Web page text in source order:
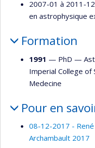
2007-01 à 2011-
en astrophysique
Formation
1991 — PhD —
Imperial College of
Medecine
Pour en
08-12-2017 -
Archambault 2017